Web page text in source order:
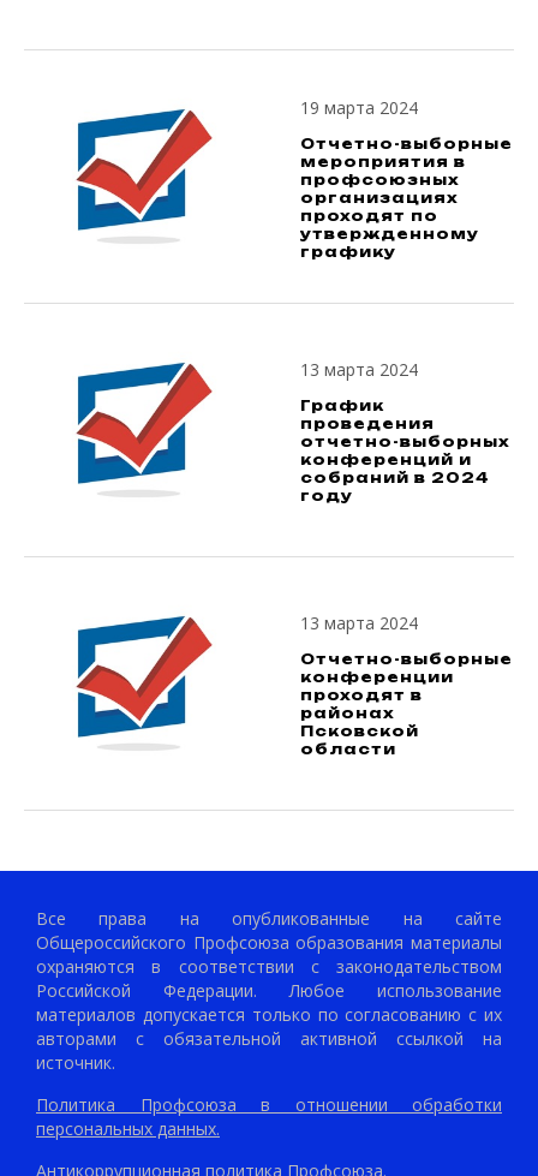
19 марта 2024
Отчетно-выборные
мероприятия в
профсоюзных
организациях
проходят по
утвержденному
графику
13 марта 2024
График
проведения
отчетно-выборных
конференций и
собраний в 2024
году
13 марта 2024
Отчетно-выборные
конференции
проходят в
районах
Псковской
области
Все права на опубликованные на сайте
Общероссийского Профсоюза образования материалы
охраняются в соответствии с законодательством
Российской Федерации. Любое использование
материалов допускается только по согласованию с их
авторами с обязательной активной ссылкой на
источник.
Политика Профсоюза в отношении обработки
персональных данных.
Антикоррупционная политика Профсоюза.